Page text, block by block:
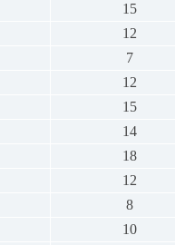
15
12
7
12
15
14
18
12
8
10